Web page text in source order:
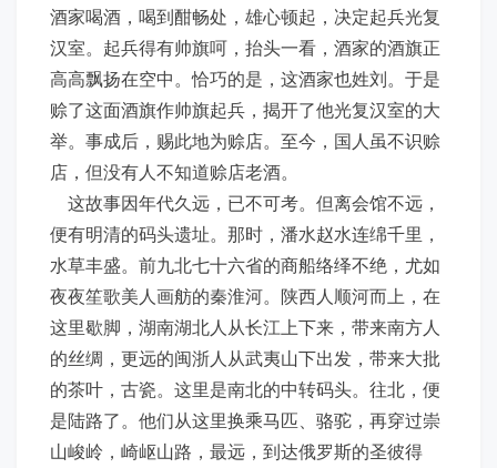
酒家喝酒，喝到酣畅处，雄心顿起，决定起兵光复
汉室。起兵得有帅旗呵，抬头一看，酒家的酒旗正
高高飘扬在空中。恰巧的是，这酒家也姓刘。于是
赊了这面酒旗作帅旗起兵，揭开了他光复汉室的大
举。事成后，赐此地为赊店。至今，国人虽不识赊
店，但没有人不知道赊店老酒。
这故事因年代久远，已不可考。但离会馆不远，
便有明清的码头遗址。那时，潘水赵水连绵千里，
水草丰盛。前九北七十六省的商船络绎不绝，尤如
夜夜笙歌美人画舫的秦淮河。陕西人顺河而上，在
这里歇脚，湖南湖北人从长江上下来，带来南方人
的丝绸，更远的闽浙人从武夷山下出发，带来大批
的茶叶，古瓷。这里是南北的中转码头。往北，便
是陆路了。他们从这里换乘马匹、骆驼，再穿过崇
山峻岭，崎岖山路，最远，到达俄罗斯的圣彼得